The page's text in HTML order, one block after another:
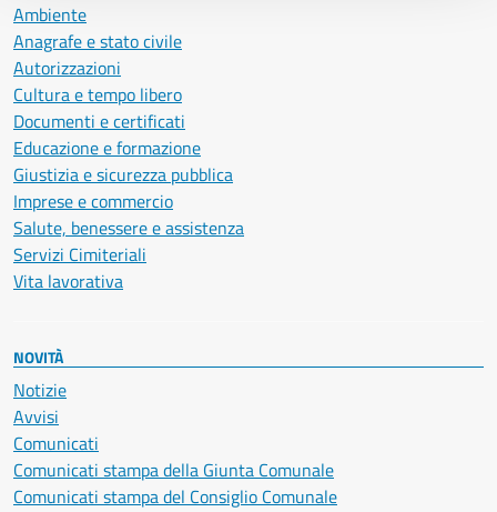
Ambiente
Anagrafe e stato civile
Autorizzazioni
Cultura e tempo libero
Documenti e certificati
Educazione e formazione
Giustizia e sicurezza pubblica
Imprese e commercio
Salute, benessere e assistenza
Servizi Cimiteriali
Vita lavorativa
NOVITÀ
Notizie
Avvisi
Comunicati
Comunicati stampa della Giunta Comunale
Comunicati stampa del Consiglio Comunale